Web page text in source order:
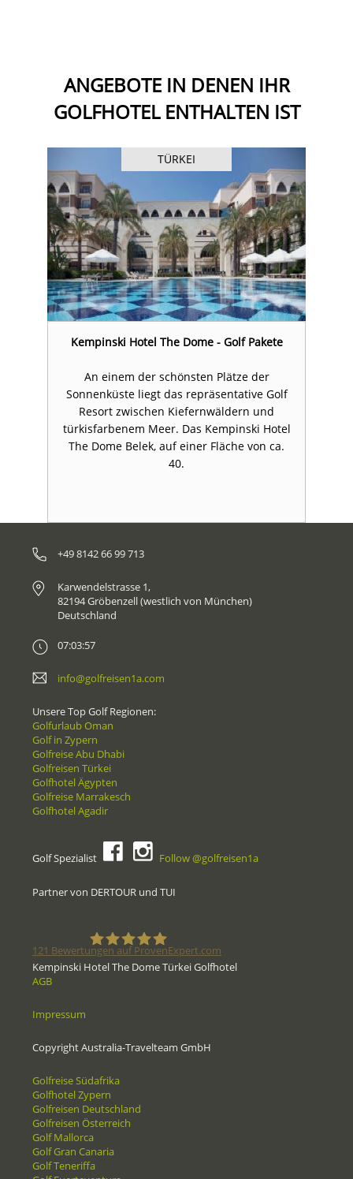
ANGEBOTE IN DENEN IHR
GOLFHOTEL ENTHALTEN IST
TÜRKEI
Kempinski Hotel The Dome - Golf Pakete
An einem der schönsten Plätze der
Sonnenküste liegt das repräsentative Golf
Resort zwischen Kiefernwäldern und
türkisfarbenem Meer. Das Kempinski Hotel
The Dome Belek, auf einer Fläche von ca.
40.
+49 8142 66 99 713
Karwendelstrasse 1,
82194 Gröbenzell (westlich von München)
Deutschland
07:03:57
info@golfreisen1a.com
Unsere Top Golf Regionen:
Golfurlaub Oman
Golf in Zypern
Golfreise Abu Dhabi
Golfreisen Türkei
Golfhotel Ägypten
Golfreise Marrakesch
Golfhotel Agadir
Golf Spezialist Follow @golfreisen1a
Partner von DERTOUR und TUI
121 Bewertungen auf ProvenExpert.com
Kempinski Hotel The Dome Türkei Golfhotel
AGB
Impressum
Copyright Australia-Travelteam GmbH
Golfreise Südafrika
Golfhotel Zypern
Golfreisen Deutschland
Golfreisen Österreich
Golf Mallorca
Golf Gran Canaria
Golf Teneriffa